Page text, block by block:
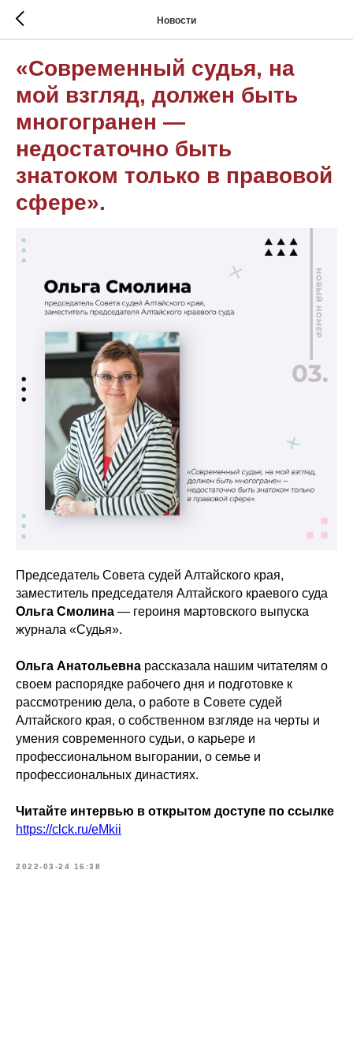
Новости
«Современный судья, на
мой взгляд, должен быть
многогранен —
недостаточно быть
знатоком только в правовой
сфере».
Председатель Совета судей Алтайского края,
заместитель председателя Алтайского краевого суда
Ольга Смолина — героиня мартовского выпуска
журнала «Судья».
Ольга Анатольевна рассказала нашим читателям о
своем распорядке рабочего дня и подготовке к
рассмотрению дела, о работе в Совете судей
Алтайского края, о собственном взгляде на черты и
умения современного судьи, о карьере и
профессиональном выгорании, о семье и
профессиональных династиях.
Читайте интервью в открытом доступе по ссылке
https://clck.ru/eMkii
2022-03-24 16:38